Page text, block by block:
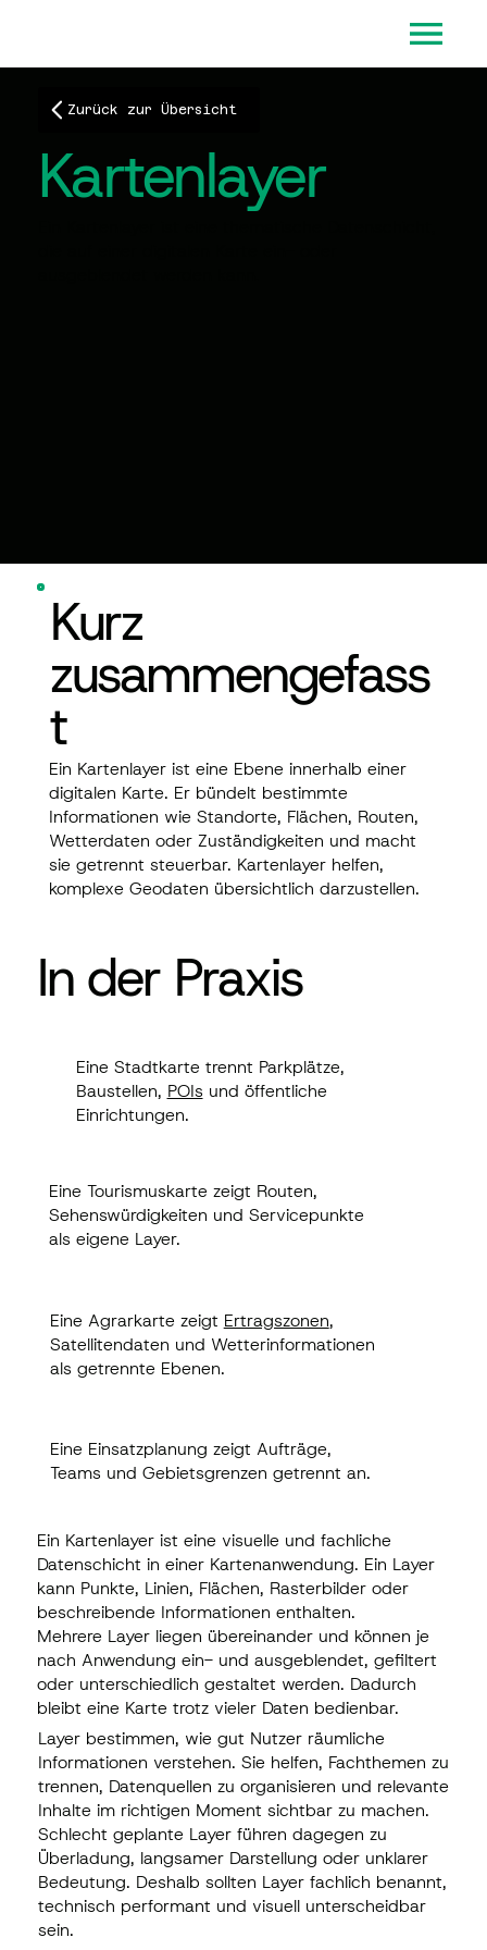
Zurück zur Übersicht
Kartenlayer
Kurz
zusammengefass
t
Ein Kartenlayer ist eine Ebene innerhalb einer
digitalen Karte. Er bündelt bestimmte
Informationen wie Standorte, Flächen, Routen,
Wetterdaten oder Zuständigkeiten und macht
sie getrennt steuerbar. Kartenlayer helfen,
komplexe Geodaten übersichtlich darzustellen.
In der Praxis
Eine Stadtkarte trennt Parkplätze,
Baustellen, POIsund öffentliche
Einrichtungen.
Eine Tourismuskarte zeigt Routen,
Sehenswürdigkeiten und Servicepunkte als
eigene Layer.
Eine Agrarkarte zeigtErtragszonen,
Satellitendaten und Wetterinformationen
Eine Einsatzplanung zeigt Aufträge,
In der Praxis
Eine Stadtkarte trennt Parkplätze,
Baustellen, POIs und öffentliche
Einrichtungen.
Eine Tourismuskarte zeigt Routen,
Sehenswürdigkeiten und Servicepunkte
als eigene Layer.
Eine Agrarkarte zeigt Ertragszonen,
Satellitendaten und Wetterinformationen
als getrennte Ebenen.
Eine Einsatzplanung zeigt Aufträge,
Teams und Gebietsgrenzen getrennt an.
Ein Kartenlayer ist eine visuelle und fachliche
Datenschicht in einer Kartenanwendung. Ein Layer
kann Punkte, Linien, Flächen, Rasterbilder oder
beschreibende Informationen enthalten.
Mehrere Layer liegen übereinander und können je
nach Anwendung ein- und ausgeblendet, gefiltert
oder unterschiedlich gestaltet werden. Dadurch
bleibt eine Karte trotz vieler Daten bedienbar.
Layer bestimmen, wie gut Nutzer räumliche
Informationen verstehen. Sie helfen, Fachthemen zu
trennen, Datenquellen zu organisieren und relevante
Inhalte im richtigen Moment sichtbar zu machen.
Schlecht geplante Layer führen dagegen zu
Überladung, langsamer Darstellung oder unklarer
Bedeutung. Deshalb sollten Layer fachlich benannt,
technisch performant und visuell unterscheidbar
sein.